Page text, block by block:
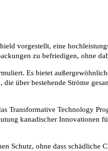
vorgestellt, eine
zu befriedigen, ohne
Es bietet
über bestehende Ströme
Technology
kanadischer Innovationen
ohne dass schädliche